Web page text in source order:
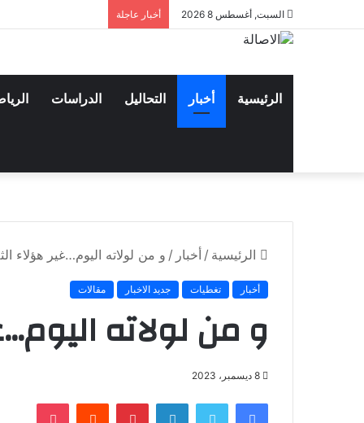
السبت, أغسطس 8 2026 أخبار عاجلة
الرئيسية أخبار التحاليل الدراسات
الرئيسية / أخبار / و من لولاته اليوم…غير هؤلاء
أخبار تغطيات جديد الاخبار مقالات
و من لولاته
8 ديسمبر، 2023
فيسبوك لينكدإن بينتيريست